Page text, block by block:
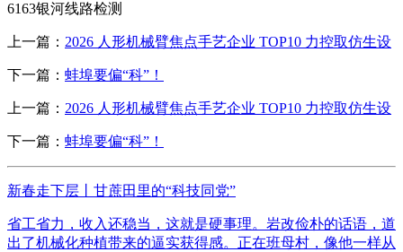
6163银河线路检测
上一篇： 2026 人形机械臂焦点手艺企业 TOP10 力控取仿生设
下一篇： 蚌埠要偏“科”！
上一篇： 2026 人形机械臂焦点手艺企业 TOP10 力控取仿生设
下一篇： 蚌埠要偏“科”！
新春走下层丨甘蔗田里的“科技同党”
省工省力，收入还稳当，这就是硬事理。岩改俭朴的话语，道
出了机械化种植带来的逼实获得感。正在班母村，像他一样从